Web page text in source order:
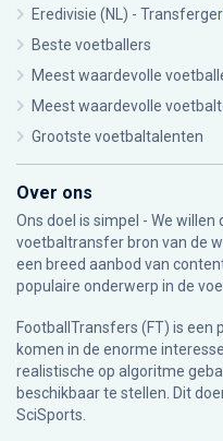
Eredivisie (NL) -
Beste voetballers
Meest waardevolle
Meest waardevolle
Grootste voetbaltalenten
Over ons
Ons doel is simpel - We
voetbaltransfer bron van de
een breed aanbod van
populaire onderwerp in de
FootballTransfers (FT) is
komen in de enorme
realistische op algoritme
beschikbaar te stellen. Dit
SciSports